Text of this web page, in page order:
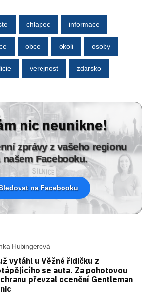
chlapec informace
obce okoli osoby
verejnost zdarsko
nic neunikne!
zprávy z vašeho regionu
našem Facebooku.
na Facebooku
Hubingerová
vytáhl u Věžné řidičku z
se auta. Za pohotovou
převzal ocenění Gentleman